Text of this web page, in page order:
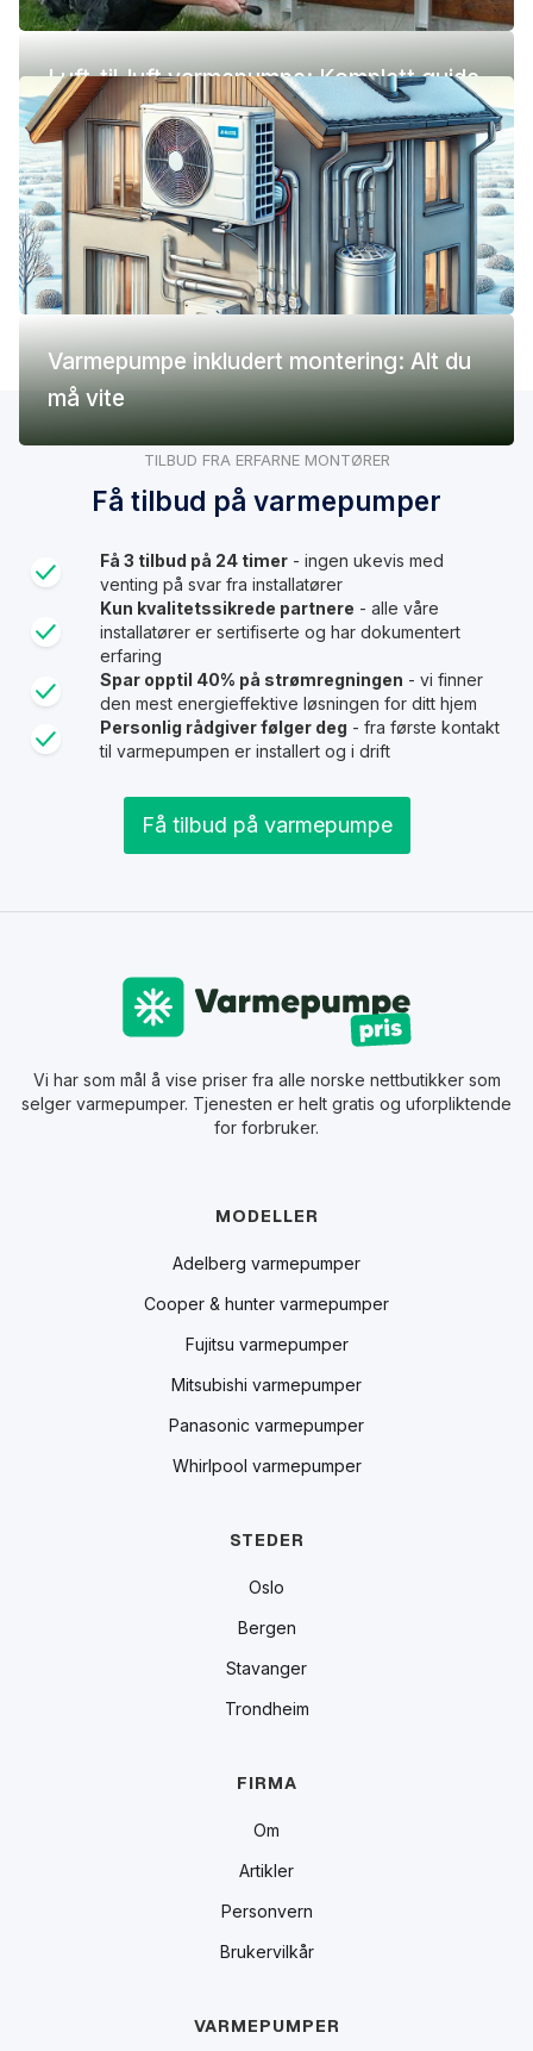
Luft-til-luft varmepumpe: Komplett guide
(pris, fordeler og ulemper)
Varmepumpe inkludert montering: Alt du
må vite
TILBUD FRA ERFARNE MONTØRER
Få tilbud på varmepumper
Få 3 tilbud på 24 timer - ingen ukevis med
venting på svar fra installatører
Kun kvalitetssikrede partnere - alle våre
installatører er sertifiserte og har dokumentert
erfaring
Spar opptil 40% på strømregningen - vi finner
den mest energieffektive løsningen for ditt hjem
Personlig rådgiver følger deg - fra første kontakt
til varmepumpen er installert og i drift
Få tilbud på varmepumpe
Vi har som mål å vise priser fra alle norske nettbutikker som
selger varmepumper. Tjenesten er helt gratis og uforpliktende
for forbruker.
MODELLER
Adelberg varmepumper
Cooper & hunter varmepumper
Fujitsu varmepumper
Mitsubishi varmepumper
Panasonic varmepumper
Whirlpool varmepumper
STEDER
Oslo
Bergen
Stavanger
Trondheim
FIRMA
Om
Artikler
Personvern
Brukervilkår
VARMEPUMPER